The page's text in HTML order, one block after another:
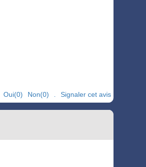
Oui(0) Non(0) Signaler cet avis